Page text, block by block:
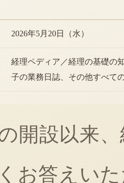
2026年5月20日（水）
経理ペディア／経理の基礎の
子の業務日誌、その他すべて
開設以来
お答えい